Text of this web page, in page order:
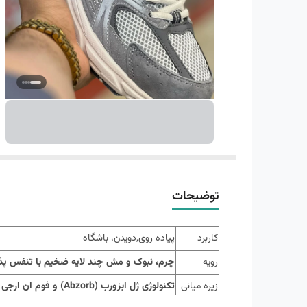
توضیحات
کاربرد
پیاده روی,دویدن، باشگاه
رویه
چرم، نبوک و مش چند لایه ضخیم با تنفس
زیره میانی تکنولوژی ژل ابزورب (Abzorb) و فوم ان ارجی N-ergy